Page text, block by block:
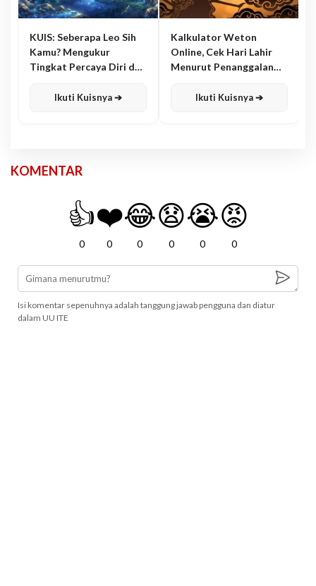
KUIS: Seberapa Leo Sih
Kamu? Mengukur
Tingkat Percaya Diri dan
Ikuti Kuisnya ➔
Kalkulator Weton
Online, Cek Hari Lahir
Menurut Penanggalan
Ikuti Kuisnya ➔
KOMENTAR
👍
0
❤️
0
😂
0
😧
0
😭
0
😡
0
Isi komentar sepenuhnya adalah tanggung jawab pengguna dan diatur
dalam UU ITE